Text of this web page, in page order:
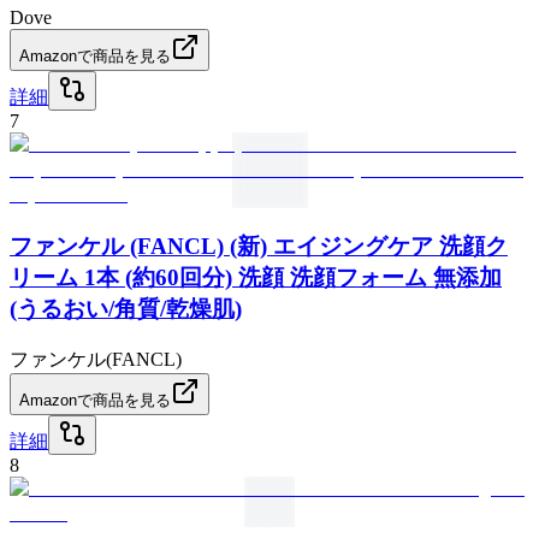
Dove
Amazonで商品を見る
詳細
7
ファンケル (FANCL) (新) エイジングケア 洗顔ク
リーム 1本 (約60回分) 洗顔 洗顔フォーム 無添加
(うるおい/角質/乾燥肌)
ファンケル(FANCL)
Amazonで商品を見る
詳細
8